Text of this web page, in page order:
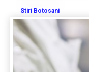
Stiri Botosani